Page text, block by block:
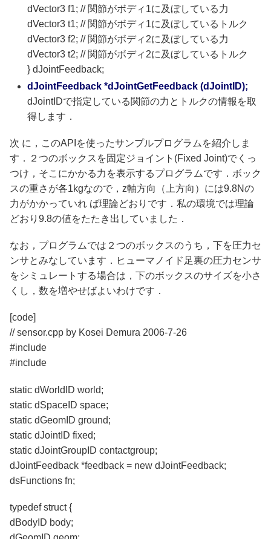
dVector3 f1; // 関節がボディ1に及ぼしている力
dVector3 t1; // 関節がボディ1に及ぼしているトルク
dVector3 f2; // 関節がボディ2に及ぼしている力
dVector3 t2; // 関節がボディ2に及ぼしているトルク
} dJointFeedback;
dJointFeedback *dJointGetFeedback (dJointID);
dJointIDで指定している関節の力とトルクの情報を取
得します．
次 に，このAPIを使ったサンプルプログラムを紹介しま
す．２つのボックスを固定ジョイント(Fixed Joint)でくっ
つけ，そこにかかる力を表示するプログラムです．ボック
スの重さが各1kgなので，z軸方向（上方向）には9.8Nの
力がかかっていれ ば理論どおりです．私の環境では理論
どおり9.8の値をたたき出していました．
なお，プログラムでは２つのボックスのうち，下を圧力セ
ンサとみなしています．ヒューマノイド足裏の圧力センサ
をシミュレートする場合は，下のボックスのサイズを小さ
くし，数を増やせばよいわけです．
[code]
// sensor.cpp by Kosei Demura 2006-7-26
#include
#include
static dWorldID world;
static dSpaceID space;
static dGeomID ground;
static dJointID fixed;
static dJointGroupID contactgroup;
dJointFeedback *feedback = new dJointFeedback;
dsFunctions fn;
typedef struct {
dBodyID body;